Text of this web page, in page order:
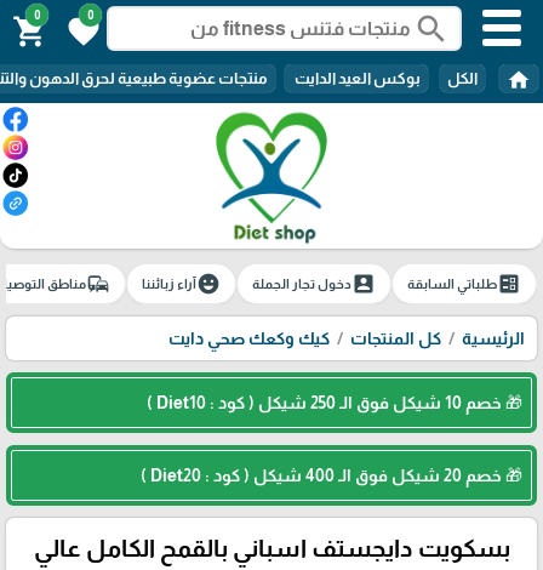
search
0
favorite
0
shopping_cart
home الكل بوكس العيد الدايت منتجات عضوية طبيعية لحرق الدهون
ballotطلباتي السابقة account_boxدخول تجار الجملة emoji_emotionsآراء زبائننا commuteمناطق
الرئيسية كل المنتجات كيك وكعك صحي دايت
🎁 خصم 10 شيكل فوق الـ 250 شيكل ( كود : Diet10 )
🎁 خصم 20 شيكل فوق الـ 400 شيكل ( كود : Diet20 )
بسكويت دايجستف اسباني بالقمح الكامل عالي